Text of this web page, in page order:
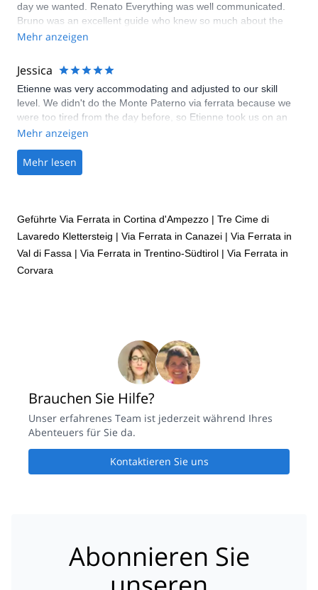
day we wanted. Renato Everything was well communicated.
Bruno was an excellent guide who knew so much about the
Dolomites. All in all a great day. Thoroughly recommended.
Mehr anzeigen
Jessica
Etienne was very accommodating and adjusted to our skill
level. We didn't do the Monte Paterno via ferrata because we
were too tired from the day before, so Etienne took us on an
easier via ferrata which had a tunnel from WWI.
Mehr anzeigen
Mehr lesen
Geführte Via Ferrata in Cortina d'Ampezzo | Tre Cime di
Lavaredo Klettersteig | Via Ferrata in Canazei | Via Ferrata in
Val di Fassa | Via Ferrata in Trentino-Südtirol | Via Ferrata in
Corvara
Brauchen Sie Hilfe?
Unser erfahrenes Team ist jederzeit während Ihres
Abenteuers für Sie da.
Kontaktieren Sie uns
Abonnieren Sie